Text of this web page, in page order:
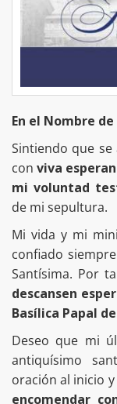
En el Nombre
Sintiendo que
conviva
mi voluntad
de mi sepultura.
Mi vida y mi
confiado
Santísima. Por
descansen
Basílica Papal
Deseo que mi
antiquísimo
oración al inicio
encomendar